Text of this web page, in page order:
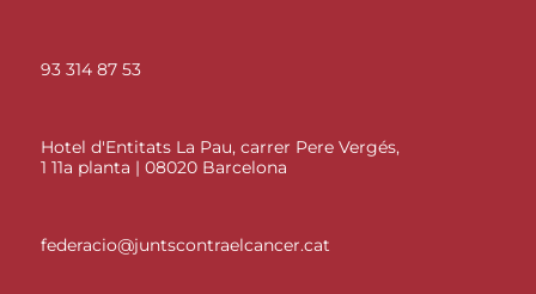
93 314 87 53
Hotel d'Entitats La Pau, carrer Pere Vergés,
1 11a planta | 08020 Barcelona
federacio@juntscontraelcancer.cat